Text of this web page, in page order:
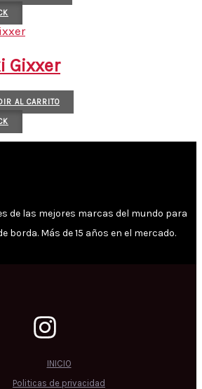
Gixxer
AL CARRITO
de las mejores marcas del mundo para
borda. Más de 15 años en el mercado.
INICIO
Politicas de privacidad